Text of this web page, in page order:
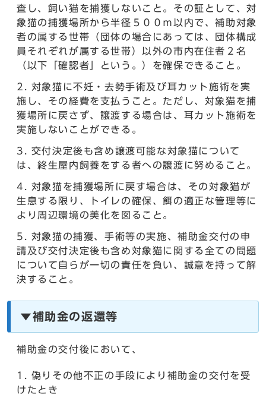
査し、飼い猫を捕獲しないこと。その証として、対
象猫の捕獲場所から半径５００ｍ以内で、補助対象
者の属する世帯（団体の場合にあっては、団体構成
員それぞれが属する世帯）以外の市内在住者２名
（以下「確認者」という。）を確保できること。
対象猫に不妊・去勢手術及び耳カット施術を実
施し、その経費を支払うこと。ただし、対象猫を捕
獲場所に戻さず、譲渡する場合は、耳カット施術を
実施しないことができる。
交付決定後も含め譲渡可能な対象猫について
は、終生屋内飼養をする者への譲渡に努めること。
対象猫を捕獲場所に戻す場合は、その対象猫が
生息する限り、トイレの確保、餌の適正な管理等に
より周辺環境の美化を図ること。
対象猫の捕獲、手術等の実施、補助金交付の申
請及び交付決定後も含め対象猫に関する全ての問題
について自らが一切の責任を負い、誠意を持って解
決すること。
▼補助金の返還等
補助金の交付後において、
偽りその他不正の手段により補助金の交付を受
けたとき